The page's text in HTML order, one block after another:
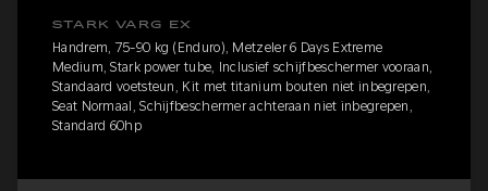
STARK VARG EX
Handrem, 75-90 kg (Enduro), Metzeler 6 Days Extreme
Medium, Stark power tube, Inclusief schijfbeschermer vooraan,
Standaard voetsteun, Kit met titanium bouten niet inbegrepen,
Seat Normaal, Schijfbeschermer achteraan niet inbegrepen,
Standard 60hp